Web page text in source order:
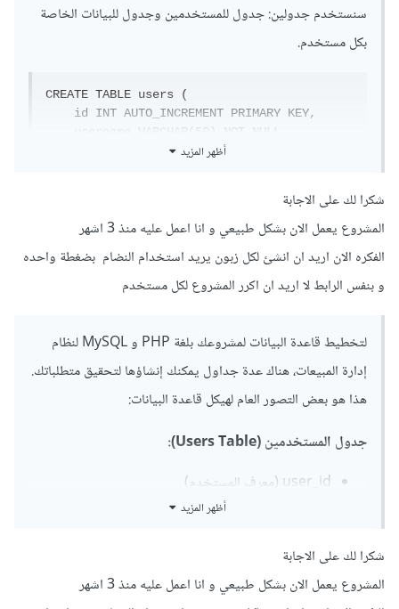
سنستخدم جدولين: جدول للمستخدمين وجدول للبيانات الخاصة
بكل مستخدم.
CREATE TABLE users (
    id INT AUTO_INCREMENT PRIMARY KEY,
CREATE TABLE sales_data (
    user_id INT,
);
ثم قم بإنشاء نموذج HTML لصفحة تسجيل الدخول واكتب الكود
الخاص بالتحقق من معلومات تسجيل الدخول وإعداد الجلسة.
"REQUEST_METHOD"
];
// قم بالتحقق من معلومات تسجيل الدخول
أظهر المزيد
شكرا لك على الاجابة
المشروع يعمل الان بشكل طبيعي و انا اعمل عليه منذ 3 اشهر
الفكره الان اريد ان انشئ لكل زبون يريد استخدام النضام بضغطة واحده
و بنفس الرابط لا اريد ان اكرر المشروع لكل مستخدم
لتخطيط قاعدة البيانات لمشروعك بلغة PHP و MySQL لنظام
إدارة المبيعات، هناك عدة جداول يمكنك إنشاؤها لتحقيق متطلباتك.
هذا هو بعض التصور العام لهيكل قاعدة البيانات:
جدول المستخدمين (Users Table):
user_id (معرف المستخدم)
email (البريد الإلكتروني)
وغيرها من المعلومات الشخصية التي تحتاجها
أظهر المزيد
شكرا لك على الاجابة
المشروع يعمل الان بشكل طبيعي و انا اعمل عليه منذ 3 اشهر